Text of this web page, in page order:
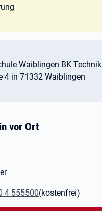
Waiblingen BK
4 in 71332 Waiblingen
vor Ort
4 555500(kostenfrei)